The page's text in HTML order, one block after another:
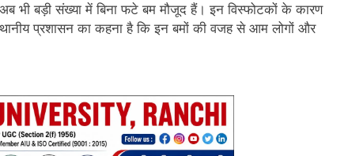
भी बड़ी संख्या में बिना फटे बम मौजूद हैं। इन विस्फोटकों के कारण
प्रशासन का कहना है कि इन बमों की वजह से आम लोगों और